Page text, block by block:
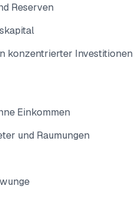
Reserven
konzentrierter Investitionen
Einkommen
und Raumungen